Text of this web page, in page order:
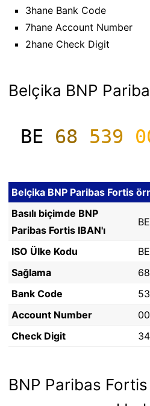
3hane Bank Code
7hane Account Number
2hane Check Digit
Belçika BNP
BE 68 539
Belçika BNP Paribas Fortis
Basılı biçimde BNP
Paribas Fortis IBAN'ı
ISO Ülke Kodu
BE
Sağlama
68
Bank Code
Account Number
Check Digit
34
BNP Paribas